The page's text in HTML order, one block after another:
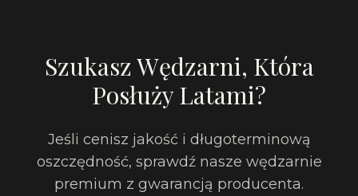
Szukasz Wędzarni, Która
Posłuży Latami?
Jeśli cenisz jakość i długoterminową
oszczędność, sprawdź nasze wędzarnie
premium z gwarancją producenta.